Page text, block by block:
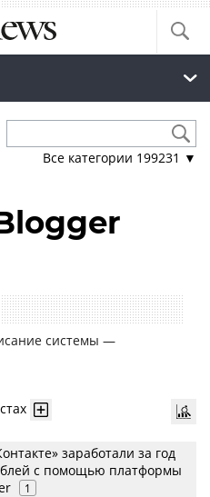
Все категории 199231 ▼
системы —
заработали за год
с помощью платформы
1